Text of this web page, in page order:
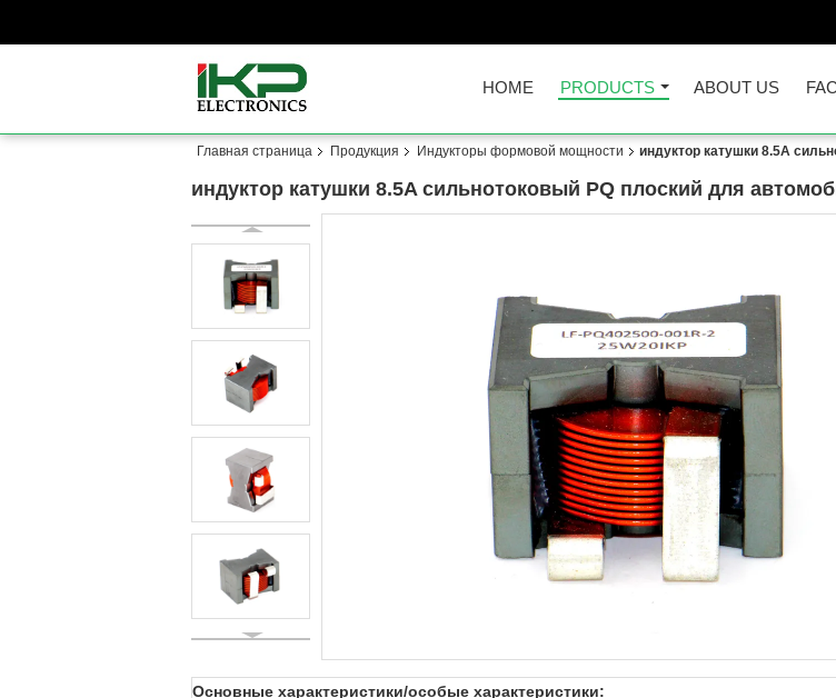
HOME PRODUCTS ABOUT US
Главная страница Продукция Индукторы формовой мощности индуктор катушки 8.5A
индуктор катушки 8.5A сильнотоковый PQ плоский для
Основные характеристики/особые характеристики: